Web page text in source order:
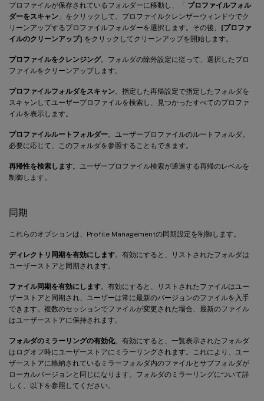
プロファイルが保存されているフォルダーに移動し、「 プロファイルフォル
ダーをスキャン 」をクリックして、プロファイルクレンザーウィンドウでク
リーンアップするプロファイルフォルダーを選択します。その後、 [プロファ
イルのクリーンアップ] をクリックしてクリーンアップを開始します。
プロファイルをクレンジング。フォルダの除外設定に従って、選択したプロ
ファイルをクリーンアップします。
プロファイルフォルダをスキャン。指定した再帰設定で指定したフォルダを
スキャンしてユーザープロファイルを検索し、見つかったすべてのプロファ
イルを表示します。
プロファイルルートフォルダー。ユーザープロファイルのルートフォルダ。
必要に応じて、このフォルダを参照することもできます。
再帰性を検索します。ユーザープロファイル検索が通過する再帰のレベルを
制御します。
同期
これらのオプションは、Profile Managementの同期設定を制御します。
ディレクトリ同期を有効にします。有効にすると、リストされたフォルダは
ユーザーストアと同期されます。
ファイル同期を有効にします。有効にすると、リストされたファイルはユー
ザーストアと同期され、ユーザーは常に最新のバージョンのファイルを入手
できます。複数のセッションでファイルが変更された場合、最新のファイル
はユーザーストアに保持されます。
フォルダのミラーリングの有効化。有効にすると、一覧表示されたフォルダ
はログオフ時にユーザーストアにミラーリングされます。これにより、ユー
ザーストアに格納されているミラーフォルダ内のファイルとサブフォルダが
ローカルバージョンと同じになります。フォルダのミラーリングについて詳
しく、以下を参照してください。